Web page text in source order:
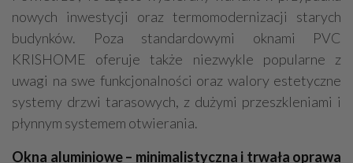
nowych inwestycji oraz termomodernizacji starych
budynków. Poza standardowymi oknami PVC
KRISHOME oferuje także niezwykle popularne z
uwagi na swe funkcjonalności oraz walory estetyczne
systemy drzwi tarasowych, z dużymi przeszkleniami i
płynnym systemem otwierania.
Okna aluminiowe – minimalistyczna i trwała oprawa